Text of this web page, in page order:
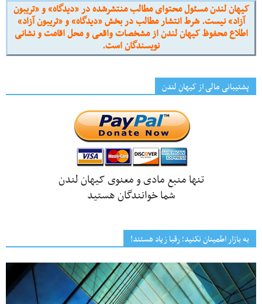
کیهان لندن مسئول محتوای مطالب منتشرشده در «دیدگاه» و «تریبون
آزاد» نیست. شرط انتشار مطالب در بخش «دیدگاه» و «تریبون آزاد»
اطلاع محفوظ کیهان لندن از مشخصات واقعی و محل اقامت و نشانی
نویسندگان است.
پشتیبانی مالی از کیهانِ لندن
تنها منبع مادی و معنوی کیهان لندن
شما خوانندگان هستید
به بازار اطمینان نکنید؛ رقبا زیاد هستند!